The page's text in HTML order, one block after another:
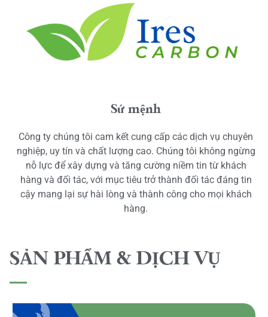
Sứ mệnh
Công ty chúng tôi cam kết cung cấp các dịch vụ chuyên
nghiệp, uy tín và chất lượng cao. Chúng tôi không ngừng
nỗ lực để xây dựng và tăng cường niềm tin từ khách
hàng và đối tác, với mục tiêu trở thành đối tác đáng tin
cậy mang lại sự hài lòng và thành công cho mọi khách
hàng.
SẢN PHẨM & DỊCH VỤ